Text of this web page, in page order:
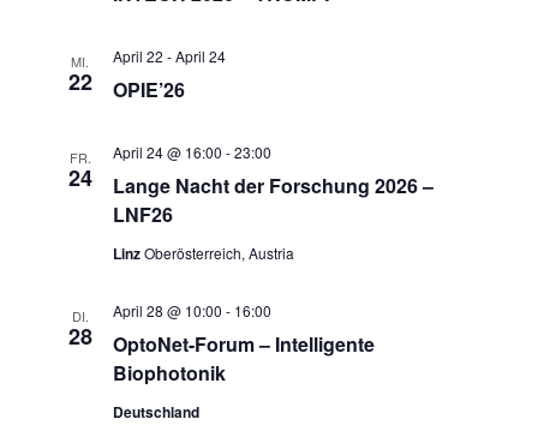
MI.
22 OPIE’26
April 22 -April 24
FR.
24
Lange Nacht der Forschung 2026 –
LNF26
April 24 @ 16:00 -23:00
LinzOberösterreich, Austria
DI.
28
OptoNet-Forum – Intelligente
Biophotonik
April 28 @ 10:00 - 16:00
Deutschland